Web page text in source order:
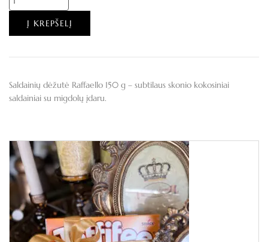
Į KREPŠELĮ
Saldainių dėžutė Raffaello 150 g – subtilaus skonio kokosiniai
saldainiai su migdolų įdaru.